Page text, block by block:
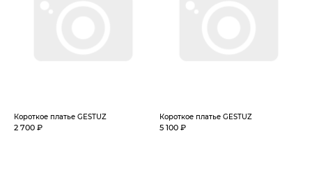
Короткое платье GESTUZ
2 700 ₽
Короткое платье GESTUZ
5 100 ₽